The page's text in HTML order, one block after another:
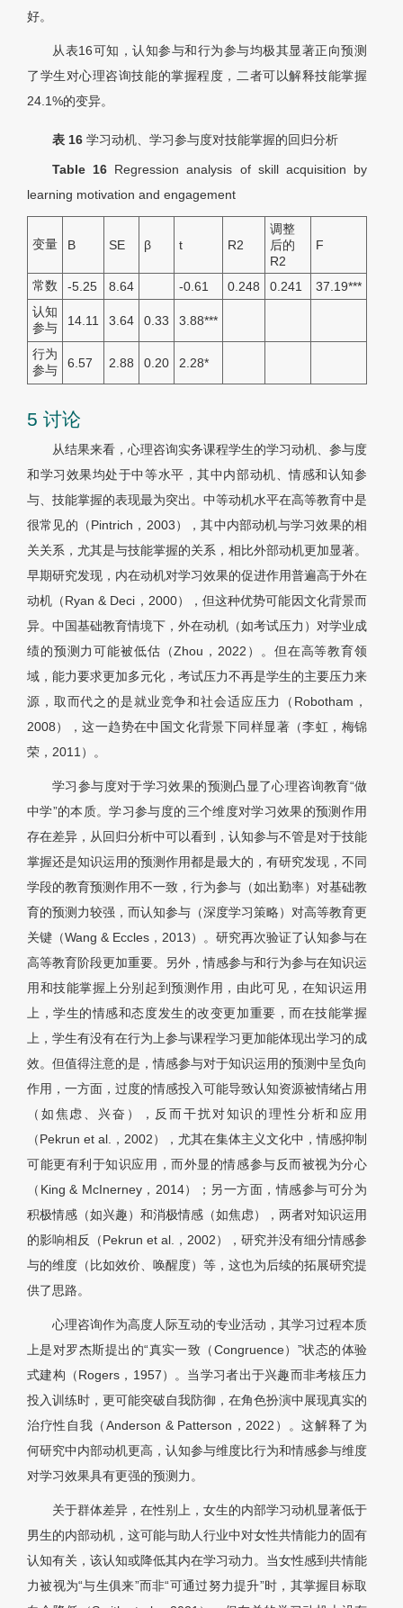
好。
从表16可知，认知参与和行为参与均极其显著正向预测
了学生对心理咨询技能的掌握程度，二者可以解释技能掌握
24.1%的变异。
表 16 学习动机、学习参与度对技能掌握的回归分析
Table 16 Regression analysis of skill acquisition by
learning motivation and engagement
变量 B SE β t R2
调整
后的
R2
F
常数 -5.25 8.64 -0.61 0.248 0.241 37.19***
认知
参与
14.11 3.64 0.33 3.88***
行为
参与
6.57 2.88 0.20 2.28*
5 讨论
从结果来看，心理咨询实务课程学生的学习动机、参与度
和学习效果均处于中等水平，其中内部动机、情感和认知参
与、技能掌握的表现最为突出。中等动机水平在高等教育中是
很常见的（Pintrich，2003），其中内部动机与学习效果的相
关关系，尤其是与技能掌握的关系，相比外部动机更加显著。
早期研究发现，内在动机对学习效果的促进作用普遍高于外在
动机（Ryan & Deci，2000），但这种优势可能因文化背景而
异。中国基础教育情境下，外在动机（如考试压力）对学业成
绩的预测力可能被低估（Zhou，2022）。但在高等教育领
域，能力要求更加多元化，考试压力不再是学生的主要压力来
源，取而代之的是就业竞争和社会适应压力（Robotham，
2008），这一趋势在中国文化背景下同样显著（李虹，梅锦
荣，2011）。
学习参与度对于学习效果的预测凸显了心理咨询教育“做
中学”的本质。学习参与度的三个维度对学习效果的预测作用
存在差异，从回归分析中可以看到，认知参与不管是对于技能
掌握还是知识运用的预测作用都是最大的，有研究发现，不同
学段的教育预测作用不一致，行为参与（如出勤率）对基础教
育的预测力较强，而认知参与（深度学习策略）对高等教育更
关键（Wang & Eccles，2013）。研究再次验证了认知参与在
高等教育阶段更加重要。另外，情感参与和行为参与在知识运
用和技能掌握上分别起到预测作用，由此可见，在知识运用
上，学生的情感和态度发生的改变更加重要，而在技能掌握
上，学生有没有在行为上参与课程学习更加能体现出学习的成
效。但值得注意的是，情感参与对于知识运用的预测中呈负向
作用，一方面，过度的情感投入可能导致认知资源被情绪占用
（如焦虑、兴奋），反而干扰对知识的理性分析和应用
（Pekrun et al.，2002），尤其在集体主义文化中，情感抑制
可能更有利于知识应用，而外显的情感参与反而被视为分心
（King & McInerney，2014）；另一方面，情感参与可分为
积极情感（如兴趣）和消极情感（如焦虑），两者对知识运用
的影响相反（Pekrun et al.，2002），研究并没有细分情感参
与的维度（比如效价、唤醒度）等，这也为后续的拓展研究提
供了思路。
心理咨询作为高度人际互动的专业活动，其学习过程本质
上是对罗杰斯提出的“真实一致（Congruence）”状态的体验
式建构（Rogers，1957）。当学习者出于兴趣而非考核压力
投入训练时，更可能突破自我防御，在角色扮演中展现真实的
治疗性自我（Anderson & Patterson，2022）。这解释了为
何研究中内部动机更高，认知参与维度比行为和情感参与维度
对学习效果具有更强的预测力。
关于群体差异，在性别上，女生的内部学习动机显著低于
男生的内部动机，这可能与助人行业中对女性共情能力的固有
认知有关，该认知或降低其内在学习动力。当女性感到共情能
力被视为“与生俱来”而非“可通过努力提升”时，其掌握目标取